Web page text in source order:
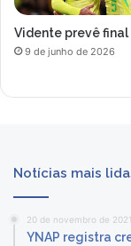
Vidente prevê final
9 de junho de 2026
Notícias mais
20 de novembro de 2021
YNAP registra